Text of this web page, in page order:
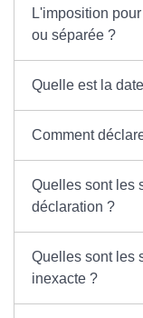
L'imposition
ou séparée ?
Quelle est la
Comment
Quelles sont les
déclaration ?
Quelles sont les
inexacte ?